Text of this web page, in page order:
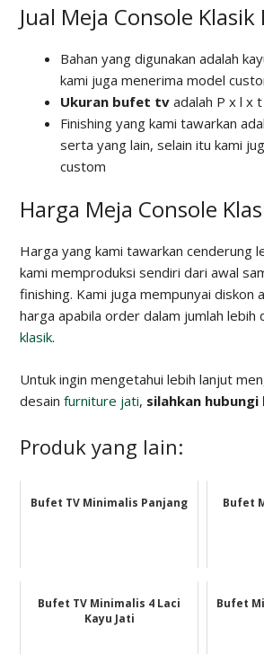
Jual Meja Console
Bahan yang digunakan adalah
kami juga menerima model
Ukuran bufet tv adalah P x l x
Finishing yang kami tawarkan
serta yang lain, selain itu kami
custom
Harga Meja Console
Harga yang kami tawarkan cenderung
kami memproduksi sendiri dari awal
finishing. Kami juga mempunyai diskon
harga apabila order dalam jumlah lebih
klasik.
Untuk ingin mengetahui lebih lanjut
desain furniture jati, silahkan hubungi
Produk yang lain:
Bufet TV Minimalis Panjang Bufet
Bufet TV Minimalis 4 Laci
Kayu Jati
Bufet